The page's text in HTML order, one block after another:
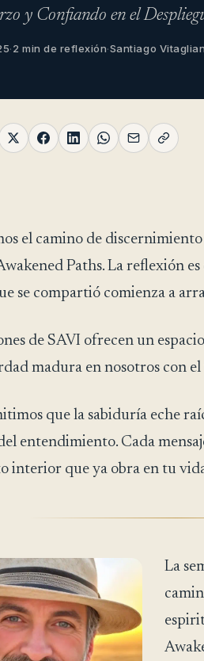
y Confiando en el
·2 min de reflexión·Santiago
el camino de
Paths. La reflexión
se compartió comienza a
de SAVI ofrecen un
madura en nosotros con
que la sabiduría eche
entendimiento. Cada
interior que ya obra en tu
La